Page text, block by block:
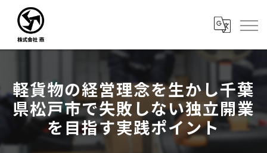
軽貨物の経営理念を生かし千葉
県松戸市で失敗しない独立開業
を目指す実践ポイント